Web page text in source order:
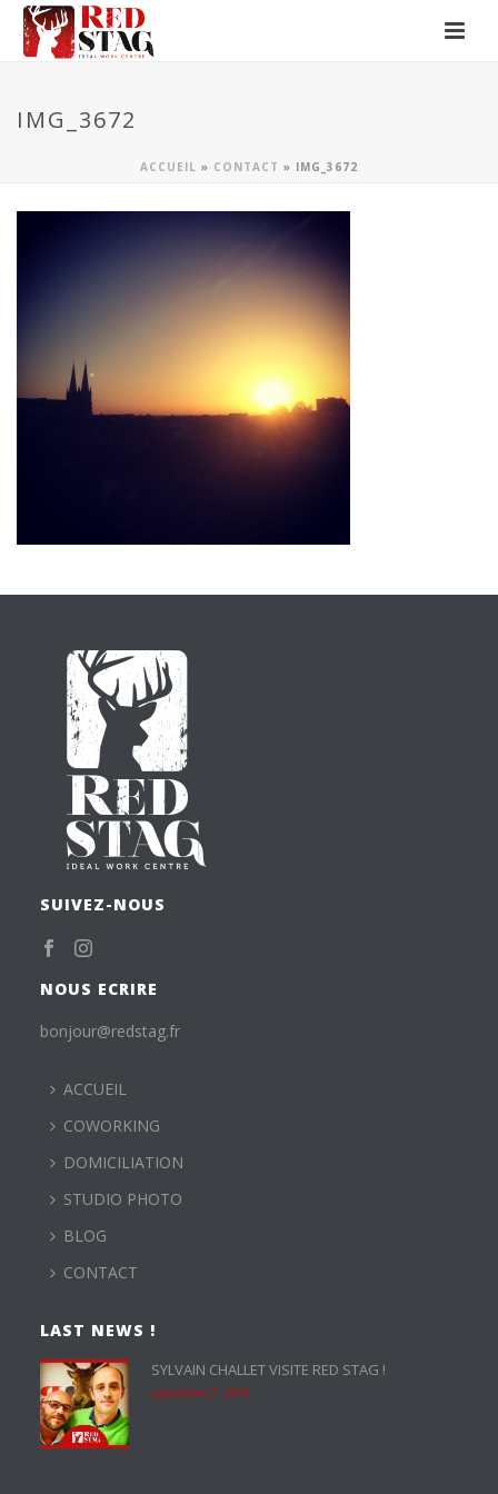
IMG_3672
ACCUEIL » CONTACT » IMG_3672
SUIVEZ-NOUS
NOUS ECRIRE
bonjour@redstag.fr
ACCUEIL
COWORKING
DOMICILIATION
STUDIO PHOTO
BLOG
CONTACT
LAST NEWS !
SYLVAIN CHALLET VISITE RED STAG !
septembre 7, 2015